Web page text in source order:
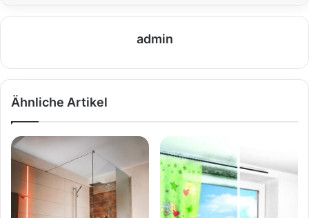
admin
Ähnliche Artikel